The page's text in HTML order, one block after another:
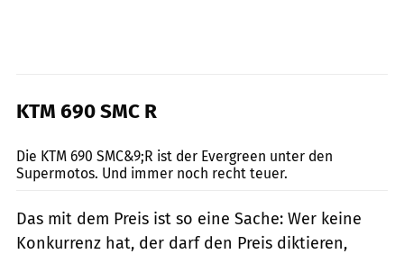
KTM 690 SMC R
Die KTM 690 SMC&9;R ist der Evergreen unter den
Supermotos. Und immer noch recht teuer.
Das mit dem Preis ist so eine Sache: Wer keine
Konkurrenz hat, der darf den Preis diktieren,